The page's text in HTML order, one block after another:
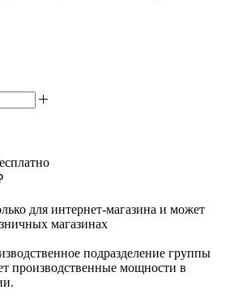
для интернет-магазина и может
магазинах
подразделение группы
производственные мощности в